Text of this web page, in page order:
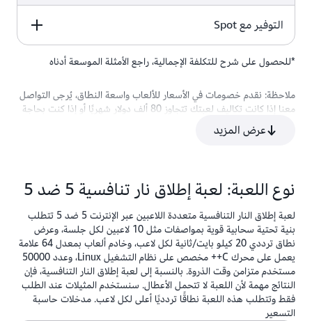
43,311 USD
2,062 USD
1,391 USD
155,631 USD*
39,502 USD*
4,628 USD*
لعبة إطلاق النار 5
لعبة بطاقات 1 ضد 1
35,185 USD
(توفير 12%)
التوفير مع Spot
لعبة إطلاق النار 5
لعبة قتال 1 ضد 1 لعبة بطاقات 1 ضد 1
132,053 USD
*للحصول على شرح للتكلفة الإجمالية، راجع الأمثلة الموسعة أدناه
ملاحظة: نقدم خصومات في الأسعار للألعاب واسعة النطاق، يُرجى التواصل
معنا إذا كانت تكاليف لعبتك تتجاوز 80 ألف دولار شهريًا أو إذا كنت بحاجة
فقط إلى المساعدة في تقدير تكاليفك.
عرض المزيد
نوع اللعبة: لعبة إطلاق نار تنافسية 5 ضد 5
لعبة إطلاق النار التنافسية متعددة اللاعبين عبر الإنترنت 5 ضد 5 تتطلب
بنية تحتية سحابية قوية بمواصفات مثل 10 لاعبين لكل جلسة، وعرض
نطاق ترددي 20 كيلو بايت/ثانية لكل لاعب، وخادم ألعاب بمعدل 64 علامة
يعمل على محرك C++ مخصص على نظام التشغيل Linux، وعدد 50000
مستخدم متزامن وقت الذروة. بالنسبة إلى لعبة إطلاق النار التنافسية، فإن
النتائج مهمة لأن اللعبة لا تتحمل الأعطال. سنستخدم المثيلات عند الطلب
فقط وتتطلب هذه اللعبة نطاقًا تردديًا أعلى لكل لاعب. مدخلات حاسبة
التسعير